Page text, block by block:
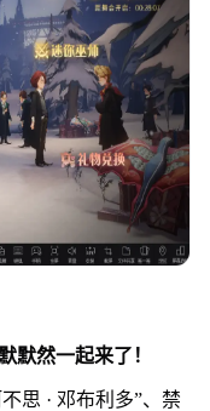
默然一起来了！
思 · 邓布利多”、禁